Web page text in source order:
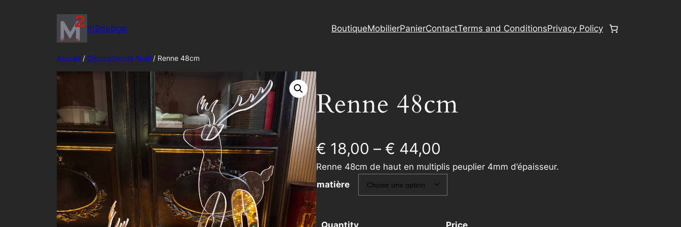
m2design BoutiqueMobilierPanierContactTerms and ConditionsPrivacy Policy
Accueil / Décoration de Noël / Renne 48cm
Renne 48cm
€ 18,00 – € 44,00
r
i
Renne 48cm de haut en multiplis peuplier 4mm d’épaisseur.
matière